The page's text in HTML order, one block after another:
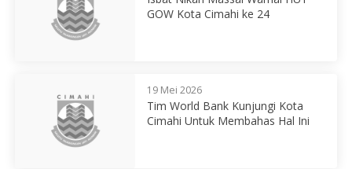
GOW Kota Cimahi ke 24
19 Mei 2026
Tim World Bank Kunjungi Kota
Cimahi Untuk Membahas Hal Ini